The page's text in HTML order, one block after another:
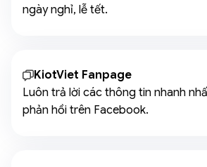
ngày nghỉ, lễ tết.
KiotViet Fanpage
Luôn trả lời các thông tin nhanh
phản hồi trên Facebook.